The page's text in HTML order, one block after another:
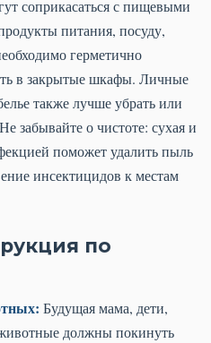
соприкасаться с пищевыми
питания, посуду,
герметично
в закрытые шкафы. Личные
также лучше убрать или
забывайте о чистоте: сухая и
поможет удалить пыль
инсектицидов к местам
по
Будущая мама, дети,
должны покинуть